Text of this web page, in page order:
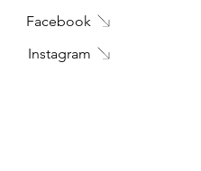
Facebook
Instagram